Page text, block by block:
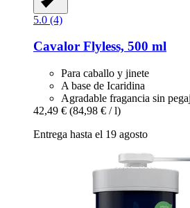
5.0 (4)
Cavalor Flyless, 500 ml
Para caballo y jinete
A base de Icaridina
Agradable fragancia sin
42,49 € (84,98 € / l)
Entrega hasta el 19 agosto